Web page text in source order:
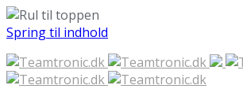
Spring til indhold